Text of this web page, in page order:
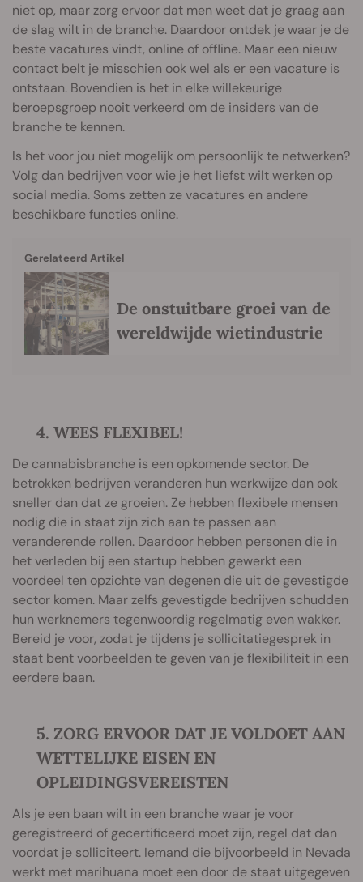
niet op, maar zorg ervoor dat men weet dat je graag aan
de slag wilt in de branche. Daardoor ontdek je waar je de
beste vacatures vindt, online of offline. Maar een nieuw
contact belt je misschien ook wel als er een vacature is
ontstaan. Bovendien is het in elke willekeurige
beroepsgroep nooit verkeerd om de insiders van de
branche te kennen.
Is het voor jou niet mogelijk om persoonlijk te netwerken?
Volg dan bedrijven voor wie je het liefst wilt werken op
social media. Soms zetten ze vacatures en andere
beschikbare functies online.
Gerelateerd Artikel
De onstuitbare groei van de
wereldwijde wietindustrie
4. WEES FLEXIBEL!
De cannabisbranche is een opkomende sector. De
betrokken bedrijven veranderen hun werkwijze dan ook
sneller dan dat ze groeien. Ze hebben flexibele mensen
nodig die in staat zijn zich aan te passen aan
veranderende rollen. Daardoor hebben personen die in
het verleden bij een startup hebben gewerkt een
voordeel ten opzichte van degenen die uit de gevestigde
sector komen. Maar zelfs gevestigde bedrijven schudden
hun werknemers tegenwoordig regelmatig even wakker.
Bereid je voor, zodat je tijdens je sollicitatiegesprek in
staat bent voorbeelden te geven van je flexibiliteit in een
eerdere baan.
5. ZORG ERVOOR DAT JE VOLDOET AAN
WETTELIJKE EISEN EN
OPLEIDINGSVEREISTEN
Als je een baan wilt in een branche waar je voor
geregistreerd of gecertificeerd moet zijn, regel dat dan
voordat je solliciteert. Iemand die bijvoorbeeld in Nevada
werkt met marihuana moet een door de staat uitgegeven